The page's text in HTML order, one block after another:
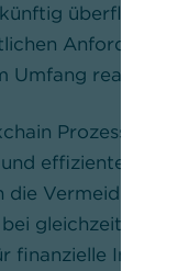
überflüssig.
Prozess
effiziente
Vermeidung
gleichzeitig
finanzielle